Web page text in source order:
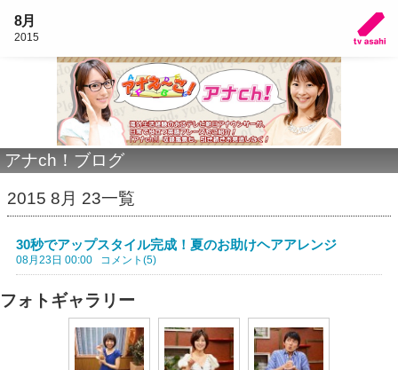
8月
2015
アナch！ブログ
2015 8月 23一覧
30秒でアップスタイル完成！夏のお助けヘアアレンジ
08月23日 00:00 コメント(5)
フォトギャラリー